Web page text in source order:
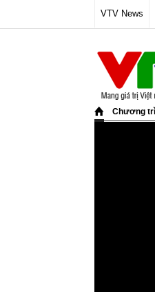
VTV News
Chương